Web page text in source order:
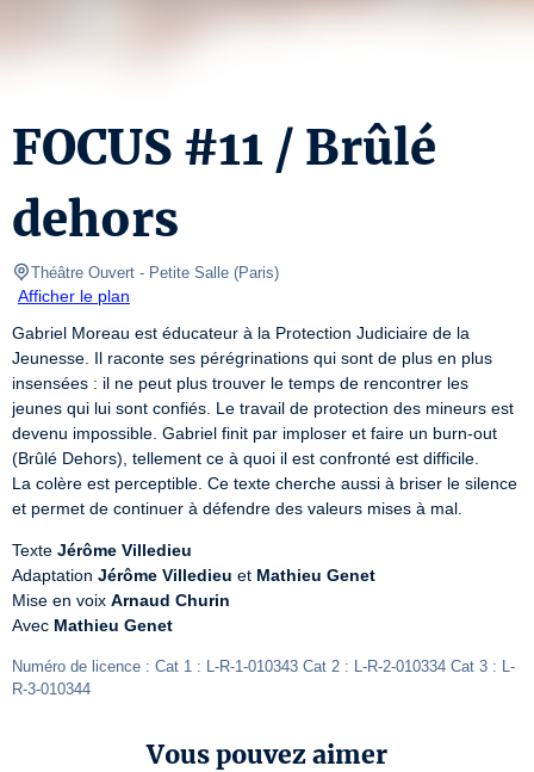
FOCUS #11 / Brûlé
dehors
Théâtre Ouvert - Petite Salle (Paris)
Afficher le plan
Gabriel Moreau est éducateur à la Protection Judiciaire de la
Jeunesse. Il raconte ses pérégrinations qui sont de plus en plus
insensées : il ne peut plus trouver le temps de rencontrer les
jeunes qui lui sont confiés. Le travail de protection des mineurs est
devenu impossible. Gabriel finit par imploser et faire un burn-out
(Brûlé Dehors), tellement ce à quoi il est confronté est difficile.
La colère est perceptible. Ce texte cherche aussi à briser le silence
et permet de continuer à défendre des valeurs mises à mal.
Texte Jérôme Villedieu
Adaptation Jérôme Villedieu et Mathieu Genet
Mise en voix Arnaud Churin
Avec Mathieu Genet
Numéro de licence : Cat 1 : L-R-1-010343 Cat 2 : L-R-2-010334 Cat 3 : L-
R-3-010344
Vous pouvez aimer